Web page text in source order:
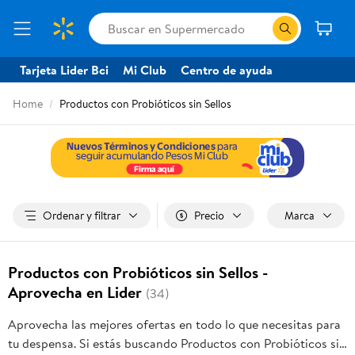
Tarjeta Lider Bci Mi Club Centro de ayuda
Home Productos con Probióticos sin Sellos
Ordenar y filtrar Precio Marca
Productos con Probióticos sin Sellos -
Aprovecha en Lider (34)
Aprovecha las mejores ofertas en todo lo que necesitas para
tu despensa. Si estás buscando Productos con Probióticos sin